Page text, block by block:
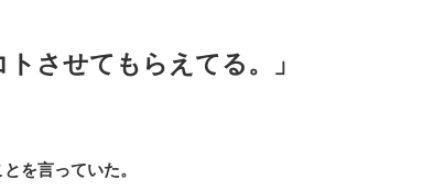
トさせてもらえてる。」
を言っていた。